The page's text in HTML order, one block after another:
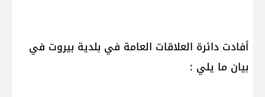
أفادت دائرة العلاقات العامة في بلدية بيروت في
بيان ما يلي :